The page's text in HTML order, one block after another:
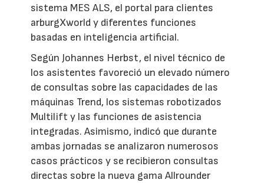
sistema MES ALS, el portal para clientes
arburgXworld y diferentes funciones
basadas en inteligencia artificial.
Según Johannes Herbst, el nivel técnico de
los asistentes favoreció un elevado número
de consultas sobre las capacidades de las
máquinas Trend, los sistemas robotizados
Multilift y las funciones de asistencia
integradas. Asimismo, indicó que durante
ambas jornadas se analizaron numerosos
casos prácticos y se recibieron consultas
directas sobre la nueva gama Allrounder